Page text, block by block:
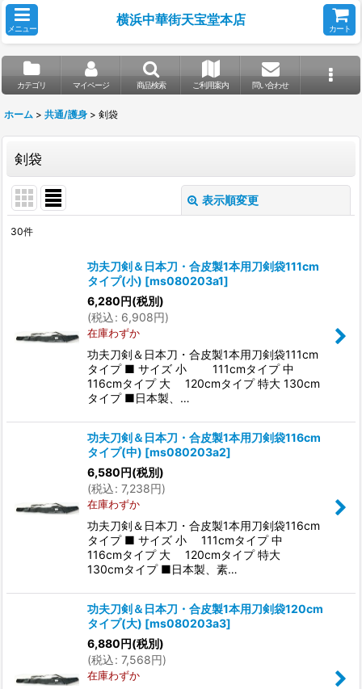
メニュー
横浜中華街天宝堂本店
カート
カテゴリ マイページ 商品検索 ご利用案内 問い合わせ
ホーム > 共通/護身 > 剣袋
剣袋
表示順変更
30件
功夫刀剣＆日本刀・合皮製1本用刀剣袋111cm
タイプ(小) [ms080203a1]
6,280円(税別)
(税込: 6,908円)
在庫わずか
功夫刀剣＆日本刀・合皮製1本用刀剣袋111cm
タイプ ■ サイズ 小 111cmタイプ 中
116cmタイプ 大 120cmタイプ 特大 130cm
タイプ ■日本製、…
功夫刀剣＆日本刀・合皮製1本用刀剣袋116cm
タイプ(中) [ms080203a2]
6,580円(税別)
(税込: 7,238円)
在庫わずか
功夫刀剣＆日本刀・合皮製1本用刀剣袋116cm
タイプ ■ サイズ 小 111cmタイプ 中
116cmタイプ 大 120cmタイプ 特大
130cmタイプ ■日本製、素…
功夫刀剣＆日本刀・合皮製1本用刀剣袋120cm
タイプ(大) [ms080203a3]
6,880円(税別)
(税込: 7,568円)
在庫わずか